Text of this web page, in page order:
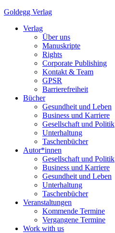
Goldegg Verlag
Verlag
Über uns
Manuskripte
Rights
Corporate Publishing
Kontakt & Team
GPSR
Barrierefreiheit
Bücher
Gesundheit und Leben
Business und Karriere
Gesellschaft und Politik
Unterhaltung
Taschenbücher
Autor*innen
Gesellschaft und Politik
Business und Karriere
Gesundheit und Leben
Unterhaltung
Taschenbücher
Veranstaltungen
Kommende Termine
Vergangene Termine
Work with us